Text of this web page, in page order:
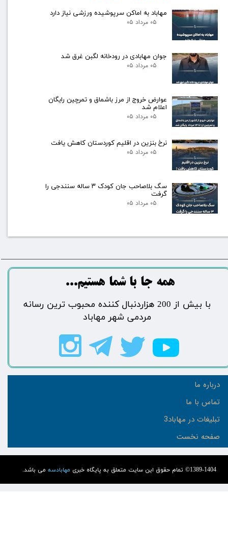
مهاباد به اماکن سرپوشیده ورزشی نیاز دارد
۰۵ مرداد ۰۵
جوان مهابادی در رودخانه لگبن غرق شد
۰۵ مرداد ۰۵
عوارض خروج از مرز باشماق و تمرچین رایگان
اعلام شد
۰۵ مرداد ۰۵
نرخ بنزین در اقلیم کوردستان کاهش یافت
۰۵ مرداد ۰۵
سگ بلاصاحب جان کودک ۳ ساله سنندجی را
گرفت
۰۵ مرداد ۰۵
1389-1404© تمام حقوق این سایت متعلق به پایگاه خبری مهابادسه می باشد.
درباره ما
تماس با ما
تبلیغات در مهاباد3
صفحه نخست
​​​همه جا با شما هستیم...​​​​​​​​​​​​​​
​با بیش از 200 هزاردنبال کننده محبوب ترین رسانه
مردمی شهر مهاباد​​​​​​​​​​​​​​